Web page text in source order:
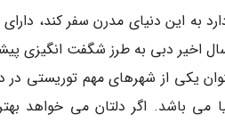
به این دنیای مدرن سفر کند،
اخیر دبی به طرز شگفت انگیزی
یکی از شهرهای مهم توریستی در
می باشد. اگر دلتان می خواهد